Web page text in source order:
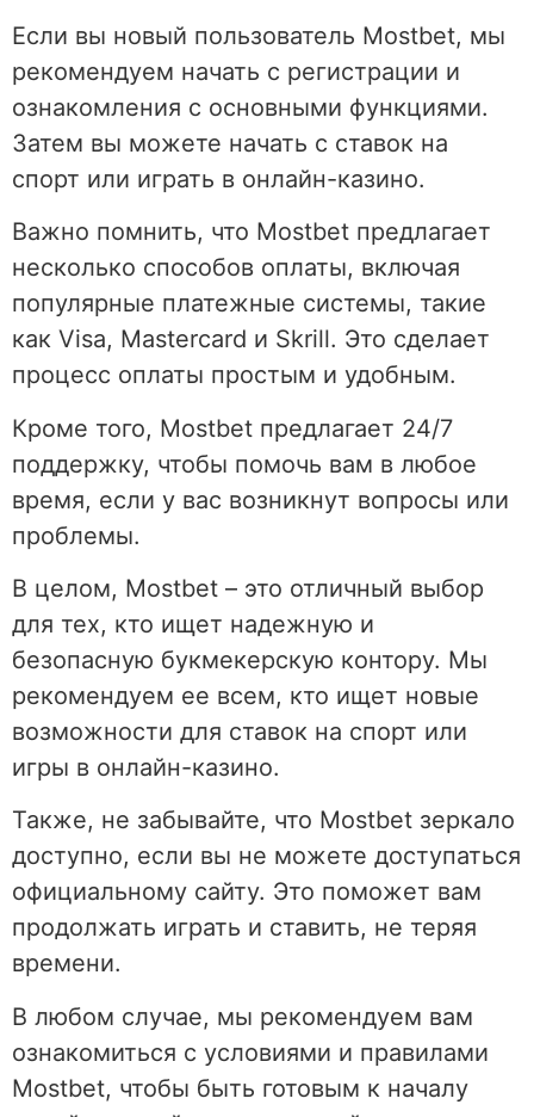
Если вы новый пользователь Mostbet, мы
рекомендуем начать с регистрации и
ознакомления с основными функциями.
Затем вы можете начать с ставок на
спорт или играть в онлайн-казино.
Важно помнить, что Mostbet предлагает
несколько способов оплаты, включая
популярные платежные системы, такие
как Visa, Mastercard и Skrill. Это сделает
процесс оплаты простым и удобным.
Кроме того, Mostbet предлагает 24/7
поддержку, чтобы помочь вам в любое
время, если у вас возникнут вопросы или
проблемы.
В целом, Mostbet – это отличный выбор
для тех, кто ищет надежную и
безопасную букмекерскую контору. Мы
рекомендуем ее всем, кто ищет новые
возможности для ставок на спорт или
игры в онлайн-казино.
Также, не забывайте, что Mostbet зеркало
доступно, если вы не можете доступаться
официальному сайту. Это поможет вам
продолжать играть и ставить, не теряя
времени.
В любом случае, мы рекомендуем вам
ознакомиться с условиями и правилами
Mostbet, чтобы быть готовым к началу